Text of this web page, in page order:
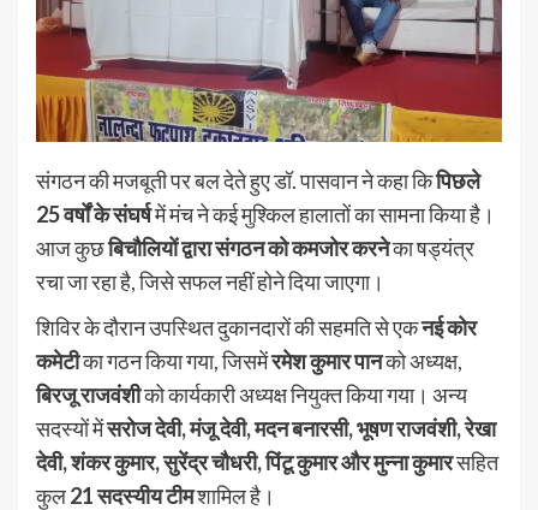
संगठन की मजबूती पर बल देते हुए डॉ. पासवान ने कहा किपिछले
25 वर्षों के संघर्षमें मंच ने कई मुश्किल हालातों का सामना किया है।
आज कुछबिचौलियों द्वारा संगठन को कमजोर करनेका षड्यंत्र
रचा जा रहा है, जिसे सफल नहीं होने दिया जाएगा।
शिविर के दौरान उपस्थित दुकानदारों की सहमति से एकनई कोर
कमेटीका गठन किया गया, जिसमेंरमेश कुमार पानको अध्यक्ष,
बिरजू राजवंशीको कार्यकारी अध्यक्ष नियुक्त किया गया। अन्य
सदस्यों मेंसरोज देवी, मंजू देवी, मदन बनारसी, भूषण राजवंशी, रेखा
देवी, शंकर कुमार, सुरेंद्र चौधरी, पिंटू कुमार और मुन्ना कुमारसहित
कुल21 सदस्यीय टीमशामिल है।